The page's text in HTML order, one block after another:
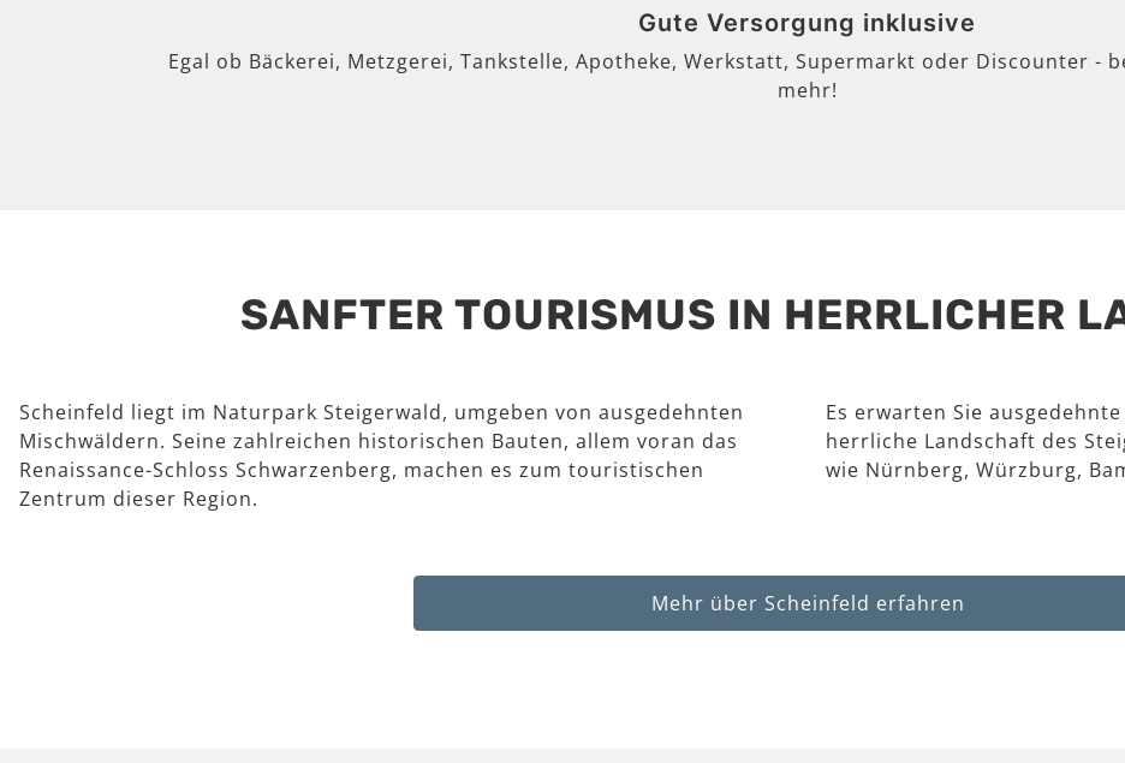
Gute Versorgung inklusive
Egal ob Bäckerei, Metzgerei, Tankstelle, Apotheke, Werkstatt, Supermarkt oder Discounter -
mehr!
SANFTER TOURISMUS IN HERRLICHER
Scheinfeld liegt im Naturpark Steigerwald, umgeben von ausgedehnten
Mischwäldern. Seine zahlreichen historischen Bauten, allem voran das
Renaissance-Schloss Schwarzenberg, machen es zum touristischen
Zentrum dieser Region.
Es erwarten Sie
herrliche Landschaft des
wie Nürnberg, Würzburg,
Mehr über Scheinfeld erfahren